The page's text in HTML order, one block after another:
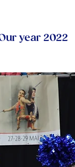
year 2022